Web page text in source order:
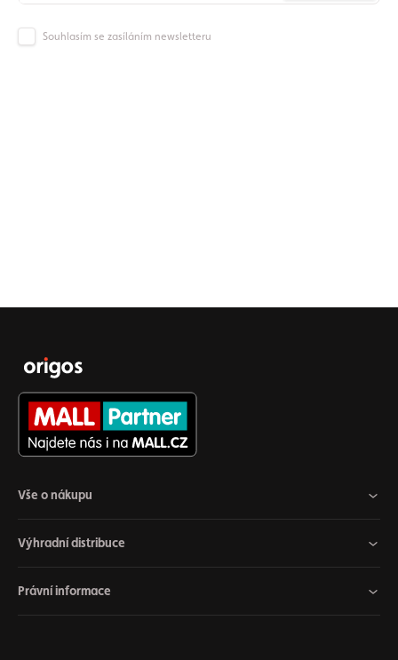
Souhlasím se zasíláním newsletteru
Vše o nákupu
Výhradní distribuce
Právní informace